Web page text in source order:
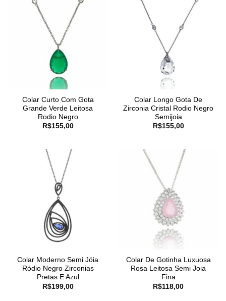
Colar Curto Com Gota
Grande Verde Leitosa
Rodio Negro
R$155,00
Colar Longo Gota De
Zirconia Cristal Rodio Negro
Semijoia
R$155,00
Colar Moderno Semi Jóia
Ródio Negro Zirconias
Pretas E Azul
R$199,00
Colar De Gotinha Luxuosa
Rosa Leitosa Semi Joia
Fina
R$118,00